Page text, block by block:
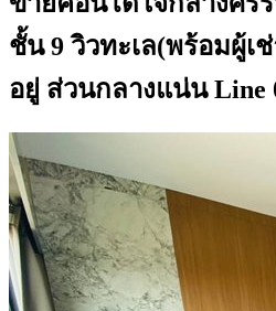
ชั้น 9 วิวทะเล(พร้อมผู้เ
อยู่ ส่วนกลางแน่น Line